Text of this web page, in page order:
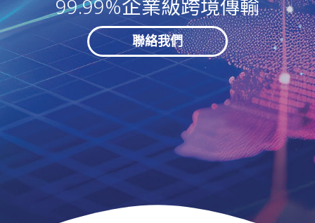
99.99%企業級跨境傳輸
聯絡我們